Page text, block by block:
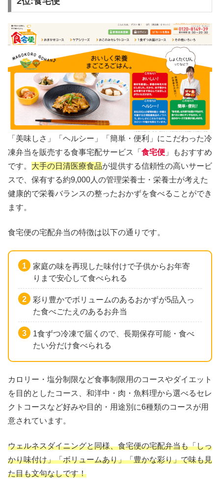
「美味しさ」「ヘルシー」「簡単・便利」にこだわった冷
凍弁当を販売する食事宅配サービス「 食宅便 」もおすすめ
です。 大手の日清医療食品が提供する信頼性の高いサービ
スで、保有する約9,000人の管理栄養士・栄養士が考えた
健康的で栄養バランスの整ったおかずを食べることができ
ます。
食宅便の宅配弁当の特徴は以下の通りです。
家庭の味を再現した味付けで子供からお年寄
りまで安心して食べられる
彩り豊かでボリュームのあるおかずが5品入っ
た食べごたえのあるお弁当
1食ずつ冷凍で届くので、長期保存可能・食べ
たい分だけ食べられる
カロリー・塩分制限など食事制限用のコースやダイエット
を目的としたコース、和洋中・肉・魚料理から選べるセレ
クトコースなど好みや目的・用途別に6種類のコースが用
意されています。
ウェルネスダイニングと同様、食宅便の宅配弁当も「しっ
かり味付け」「ボリュームあり」「豊かな彩り」で味も見
た目も文句なしです！